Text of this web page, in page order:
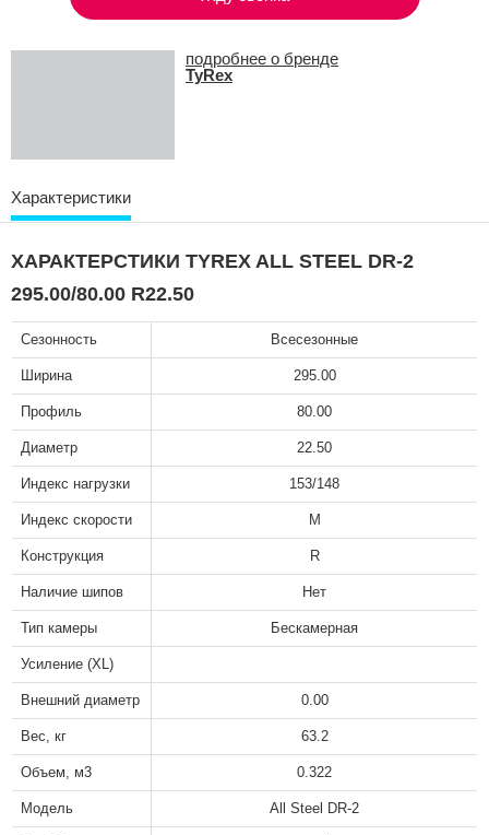
подробнее о бренде
TyRex
Характеристики
ХАРАКТЕРСТИКИ TYREX ALL STEEL DR-2
295.00/80.00 R22.50
Сезонность Всесезонные
Ширина 295.00
Профиль 80.00
Диаметр 22.50
Индекс нагрузки 153/148
Индекс скорости M
Конструкция R
Наличие шипов Нет
Тип камеры Бескамерная
Усиление (XL)
Внешний диаметр 0.00
Вес, кг 63.2
Объем, м3 0.322
Модель All Steel DR-2